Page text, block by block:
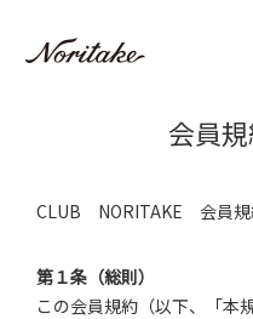
会員
CLUB NORITAKE 会員規
第１条（総則）
この会員規約（以下、「本